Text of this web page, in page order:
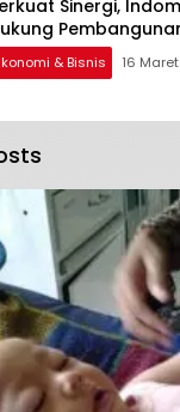
Sinergi,
& Bisnis 16